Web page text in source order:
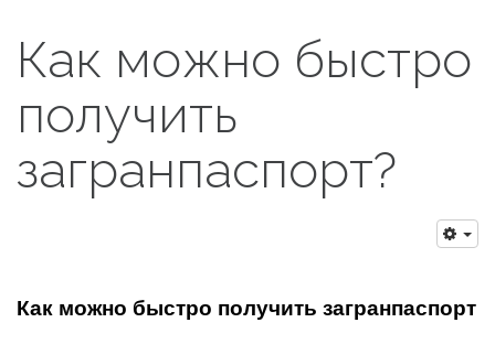
Как можно быстро
получить
загранпаспорт?
Как можно быстро получить загранпаспорт